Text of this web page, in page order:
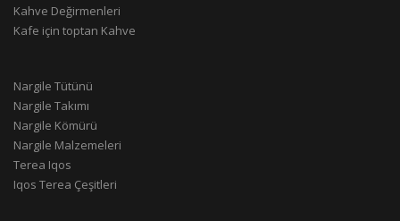
Kahve Değirmenleri
Kafe için toptan Kahve
Nargile Tütünü
Nargile Takımı
Nargile Kömürü
Nargile Malzemeleri
Terea Iqos
Iqos Terea Çeşitleri